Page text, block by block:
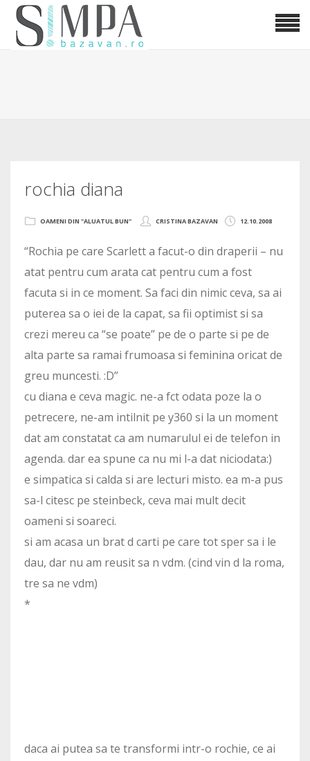
rochia diana
12.10.2008
OAMENI DIN "ALUATUL BUN" CRISTINA BAZAVAN
“Rochia pe care Scarlett a facut-o din draperii – nu
atat pentru cum arata cat pentru cum a fost
facuta si in ce moment. Sa faci din nimic ceva, sa ai
puterea sa o iei de la capat, sa fii optimist si sa
crezi mereu ca “se poate” pe de o parte si pe de
alta parte sa ramai frumoasa si feminina oricat de
greu muncesti. :D”
cu diana e ceva magic. ne-a fct odata poze la o
petrecere, ne-am intilnit pe y360 si la un moment
dat am constatat ca am numarulul ei de telefon in
agenda. dar ea spune ca nu mi l-a dat niciodata:)
e simpatica si calda si are lecturi misto. ea m-a pus
sa-l citesc pe steinbeck, ceva mai mult decit
oameni si soareci.
si am acasa un brat d carti pe care tot sper sa i le
dau, dar nu am reusit sa n vdm. (cind vin d la roma,
tre sa ne vdm)
*
daca ai putea sa te transformi intr-o rochie, ce ai